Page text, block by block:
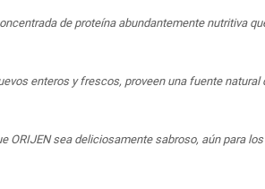
de proteína abundantemente nutritiva
enteros y frescos, proveen una fuente natural
ORIJEN sea deliciosamente sabroso, aún para